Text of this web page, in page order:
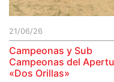
21/06/26
Campeonas y Sub
Campeonas del
«Dos Orillas»